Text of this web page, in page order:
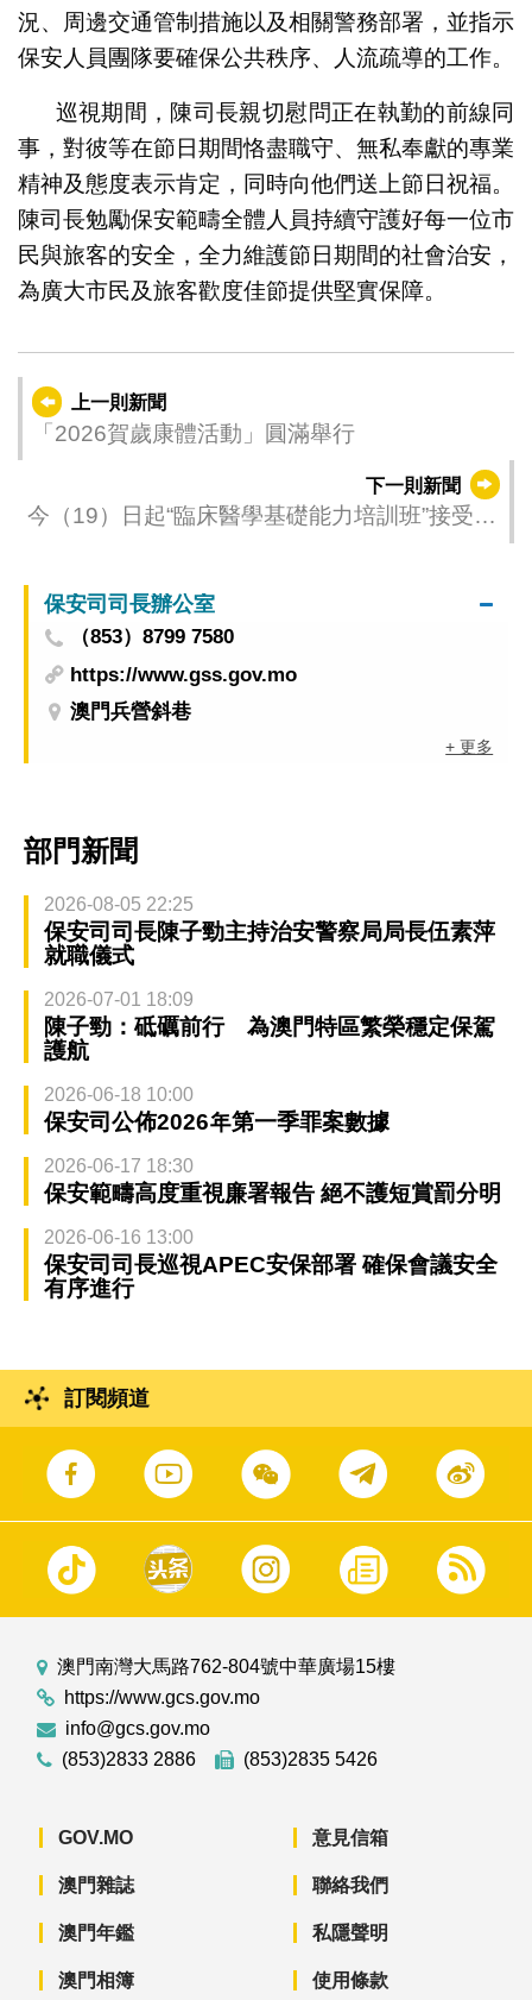
況、周邊交通管制措施以及相關警務部署，並指示
保安人員團隊要確保公共秩序、人流疏導的工作。
巡視期間，陳司長親切慰問正在執勤的前線同
事，對彼等在節日期間恪盡職守、無私奉獻的專業
精神及態度表示肯定，同時向他們送上節日祝福。
陳司長勉勵保安範疇全體人員持續守護好每一位市
民與旅客的安全，全力維護節日期間的社會治安，
為廣大市民及旅客歡度佳節提供堅實保障。
上一則新聞
「2026賀歲康體活動」圓滿舉行
下一則新聞
今（19）日起“臨床醫學基礎能力培訓班”接受報
保安司司長辦公室
（853）8799 7580
https://www.gss.gov.mo
澳門兵營斜巷
+ 更多
部門新聞
2026-08-05 22:25
保安司司長陳子勁主持治安警察局局長伍素萍
就職儀式
2026-07-01 18:09
陳子勁：砥礪前行 為澳門特區繁榮穩定保駕
護航
2026-06-18 10:00
保安司公佈2026年第一季罪案數據
2026-06-17 18:30
保安範疇高度重視廉署報告 絕不護短賞罰分明
2026-06-16 13:00
保安司司長巡視APEC安保部署 確保會議安全
有序進行
訂閱頻道
澳門南灣大馬路762-804號中華廣場15樓
https://www.gcs.gov.mo
info@gcs.gov.mo
(853)2833 2886
(853)2835 5426
GOV.MO
澳門雜誌
澳門年鑑
澳門相簿
意見信箱
聯絡我們
私隱聲明
使用條款